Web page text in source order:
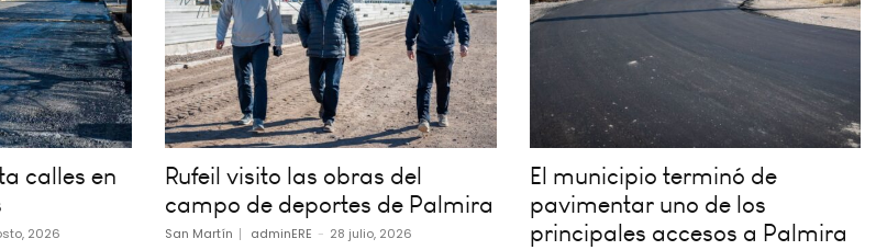
calles en
2026
Rufeil visito las obras del
campo de deportes de Palmira
San Martín adminERE - 28 julio, 2026
El municipio terminó de
pavimentar uno de los
principales accesos a Palmira